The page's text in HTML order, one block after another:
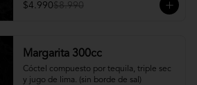
$4.990$8.990
Margarita 300cc
Cóctel compuesto por tequila, triple sec
y jugo de lima. (sin borde de sal)